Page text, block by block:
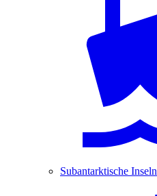
Subantarktische Inseln